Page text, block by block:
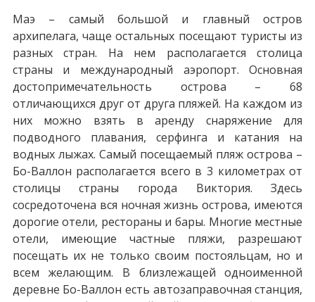
Маэ – самый большой и главный остров
архипелага, чаще остальных посещают туристы из
разных стран. На нем располагается столица
страны и международный аэропорт. Основная
достопримечательность острова – 68
отличающихся друг от друга пляжей. На каждом из
них можно взять в аренду снаряжение для
подводного плавания, серфинга и катания на
водных лыжах. Самый посещаемый пляж острова –
Бо-Валлон располагается всего в 3 километрах от
столицы страны города Виктория. Здесь
сосредоточена вся ночная жизнь острова, имеются
дорогие отели, рестораны и бары. Многие местные
отели, имеющие частные пляжи, разрешают
посещать их не только своим постояльцам, но и
всем желающим. В близлежащей одноименной
деревне Бо-Валлон есть автозаправочная станция,